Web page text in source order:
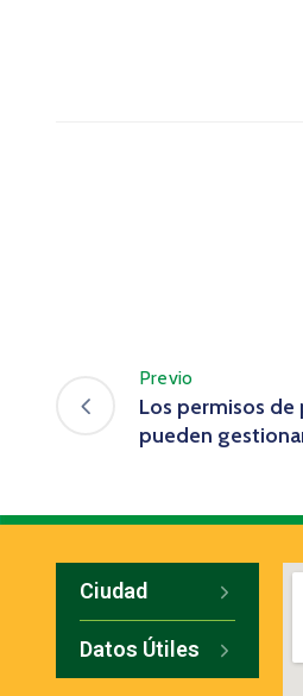
Previo
Los permisos de
pueden
Ciudad
Datos Útiles